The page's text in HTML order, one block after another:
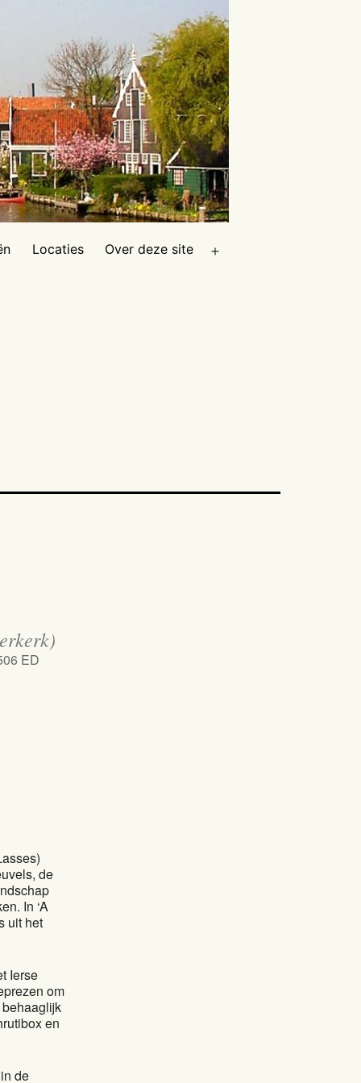
Locaties Over deze site
ED
de
In ‘A
uit het
Ierse
om
en
de